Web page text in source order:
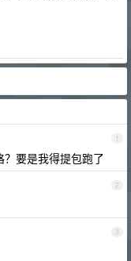
1
要是我得提包跑了
2
3